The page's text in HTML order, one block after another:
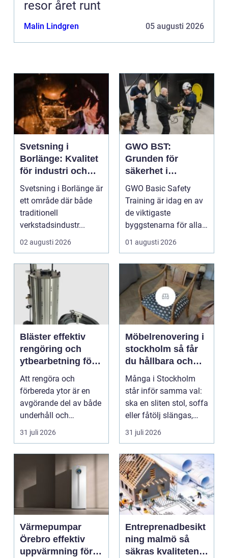
resor året runt
Malin Lindgren 05 augusti 2026
Svetsning i
Borlänge: Kvalitet
för industri och
konstruktion
Svetsning i Borlänge är
ett område där både
traditionell
verkstadsindustr...
02 augusti 2026
GWO BST:
Grunden för
säkerhet i
vindkraftsbransch
en
GWO Basic Safety
Training är idag en av
de viktigaste
byggstenarna för alla
som vill arbet...
01 augusti 2026
Bläster effektiv
rengöring och
ytbearbetning för
proffs och
hantverkare
Att rengöra och
förbereda ytor är en
avgörande del av både
underhåll och
renovering. Färg, rost,
smu...
31 juli 2026
Möbelrenovering i
stockholm så får
du hållbara och
vackra möbler
Många i Stockholm
står inför samma val:
ska en sliten stol, soffa
eller fåtölj slängas,
säljas billi...
31 juli 2026
Värmepumpar
Örebro effektiv
uppvärmning för
Entreprenadbesikt
ning malmö så
säkras kvaliteten i